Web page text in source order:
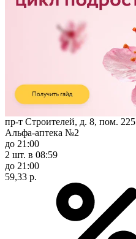
пр-т Строителей, д. 8, пом. 225
Альфа-аптека №2
до 21:00
2 шт. в 08:59
до 21:00
59,33 р.